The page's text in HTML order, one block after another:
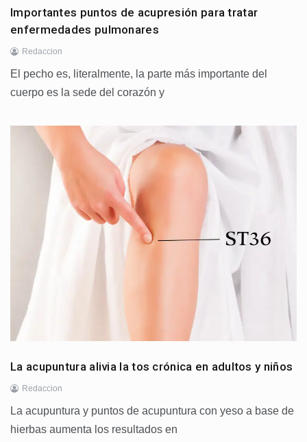
Importantes puntos de acupresión para tratar
enfermedades pulmonares
Redaccion
El pecho es, literalmente, la parte más importante del
cuerpo es la sede del corazón y
La acupuntura alivia la tos crónica en adultos y niños
Redaccion
La acupuntura y puntos de acupuntura con yeso a base de
hierbas aumenta los resultados en